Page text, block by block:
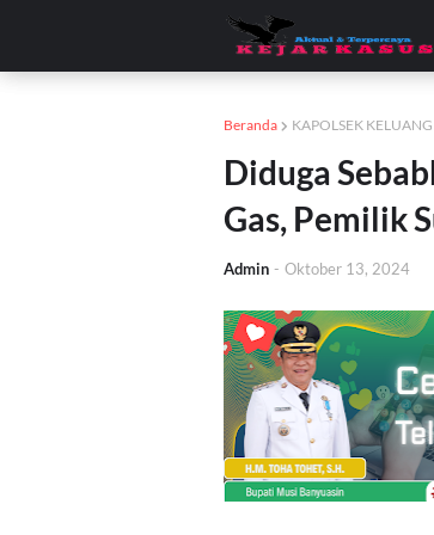
Beranda KAPOLSEK KELUANG
Diduga
Gas, Pemilik
Admin - Oktober 13, 2024